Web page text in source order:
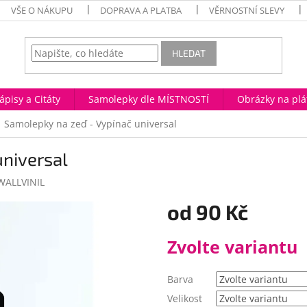
VŠE O NÁKUPU DOPRAVA A PLATBA VĚRNOSTNÍ SLEVY
HLEDAT
a Citáty Samolepky dle MÍSTNOSTÍ Obrázky na
Samolepky na zeď - Vypínač universal
od 90 Kč
cena:
Zvolte variantu
Barva
Velikost